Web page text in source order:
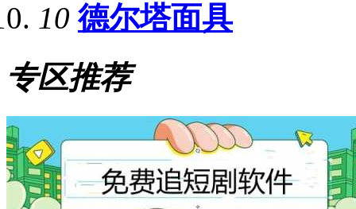
10 德尔塔面具
专区推荐